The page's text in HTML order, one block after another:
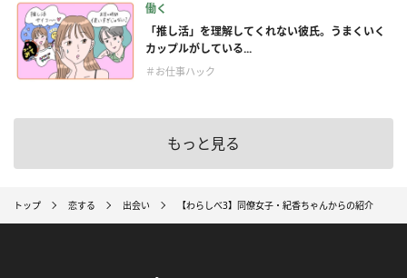
働く
「推し活」を理解してくれない彼氏。うまくいく
カップルがしている...
＃お仕事ハック
もっと見る
トップ 恋する 出会い 【わらしべ3】同僚女子・紀香ちゃんからの紹介